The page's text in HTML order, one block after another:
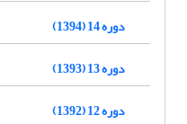
دوره 14 (1394)
دوره 13 (1393)
دوره 12 (1392)